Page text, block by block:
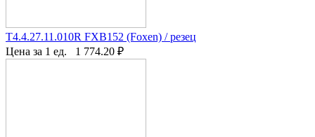
T4.4.27.11.010R FXB152 (Foxen) / резец
Цена за 1 ед.
1 774.20 ₽